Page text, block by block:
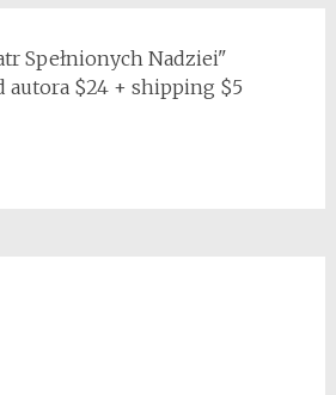
Spełnionych Nadziei"
autora $24 + shipping $5